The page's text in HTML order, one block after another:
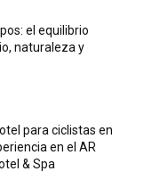
el equilibrio
naturaleza y
para ciclistas en
en el AR
& Spa